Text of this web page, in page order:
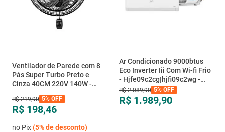
Ventilador de Parede com 8
Pás Super Turbo Preto e
Cinza 40CM 220V 140W -
R$ 219,90 5% OFF
R$ 198,46
no Pix(5%de desconto)
Ar Condicionado 9000btus
Eco Inverter Iii Com Wi-fi Frio
- Hjfe09c2cg|hjfi09c2wg -
Elgin
R$ 2.089,90 5% OFF
R$ 1.989,90